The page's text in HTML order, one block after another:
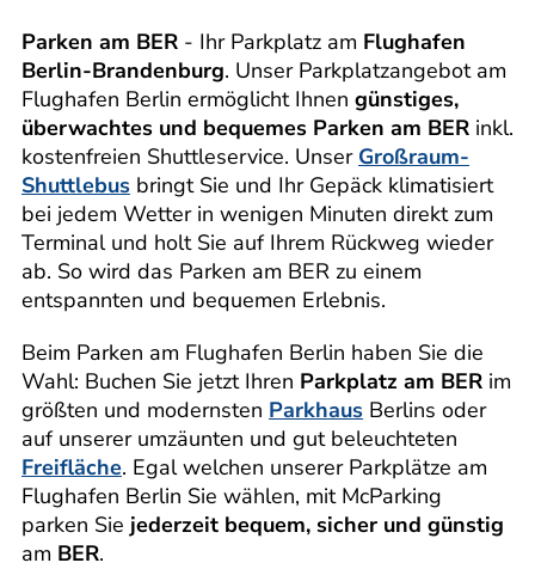
Parken am BER - Ihr Parkplatz am Flughafen
Berlin-Brandenburg. Unser Parkplatzangebot am
Flughafen Berlin ermöglicht Ihnen günstiges,
überwachtes und bequemes Parken am BER inkl.
kostenfreien Shuttleservice. Unser Großraum-
Shuttlebus bringt Sie und Ihr Gepäck klimatisiert
bei jedem Wetter in wenigen Minuten direkt zum
Terminal und holt Sie auf Ihrem Rückweg wieder
ab. So wird das Parken am BER zu einem
entspannten und bequemen Erlebnis.
Beim Parken am Flughafen Berlin haben Sie die
Wahl: Buchen Sie jetzt Ihren Parkplatz am BER im
größten und modernsten Parkhaus Berlins oder
auf unserer umzäunten und gut beleuchteten
Freifläche. Egal welchen unserer Parkplätze am
Flughafen Berlin Sie wählen, mit McParking
parken Sie jederzeit bequem, sicher und günstig
am BER.